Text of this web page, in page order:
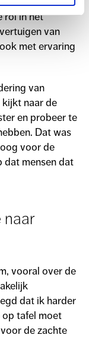
rol in het
van
met ervaring
van
kijkt naar de
en probeer te
Dat was
voor de
dat mensen dat
naar
vooral over de
dat ik harder
op tafel moet
de zachte